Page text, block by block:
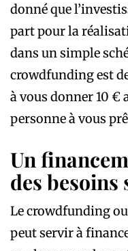
donné que
part pour la
dans un simple
crowdfunding est
à vous donner 10 €
personne à vous
Un
des besoins
Le crowdfunding
peut servir à